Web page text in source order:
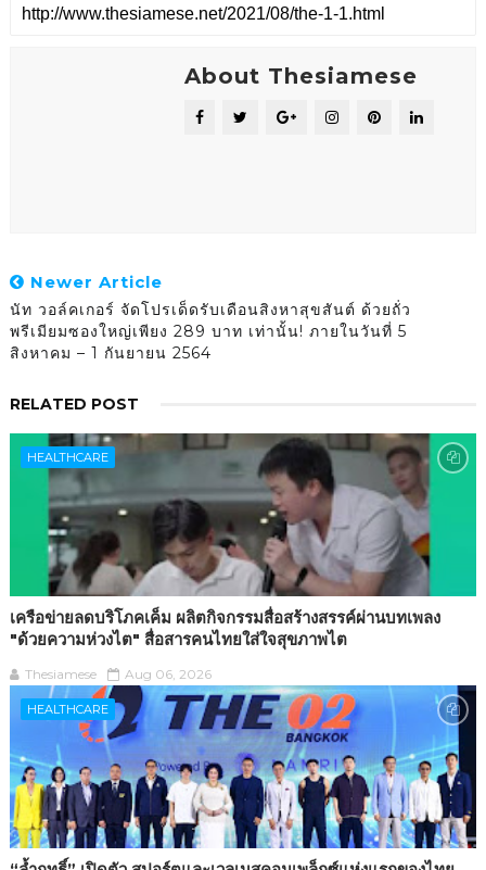
About Thesiamese
Newer Article
นัท วอล์คเกอร์ จัดโปรเด็ดรับเดือนสิงหาสุขสันต์ ด้วยถั่ว
พรีเมียมซองใหญ่เพียง 289 บาท เท่านั้น! ภายในวันที่ 5
สิงหาคม – 1 กันยายน 2564
RELATED POST
HEALTHCARE
เครือข่ายลดบริโภคเค็ม ผลิตกิจกรรมสื่อสร้างสรรค์ผ่านบทเพลง
"ด้วยความห่วงไต" สื่อสารคนไทยใส่ใจสุขภาพไต
Thesiamese Aug 06, 2026
HEALTHCARE